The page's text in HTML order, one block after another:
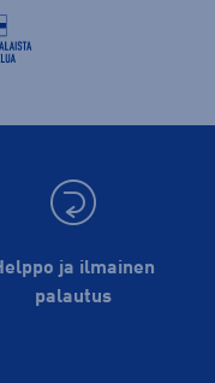
ja ilmainen
palautus